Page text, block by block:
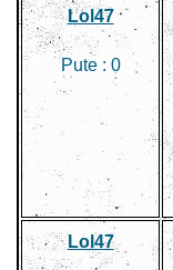
Lol47
Pute : 0
Lol47